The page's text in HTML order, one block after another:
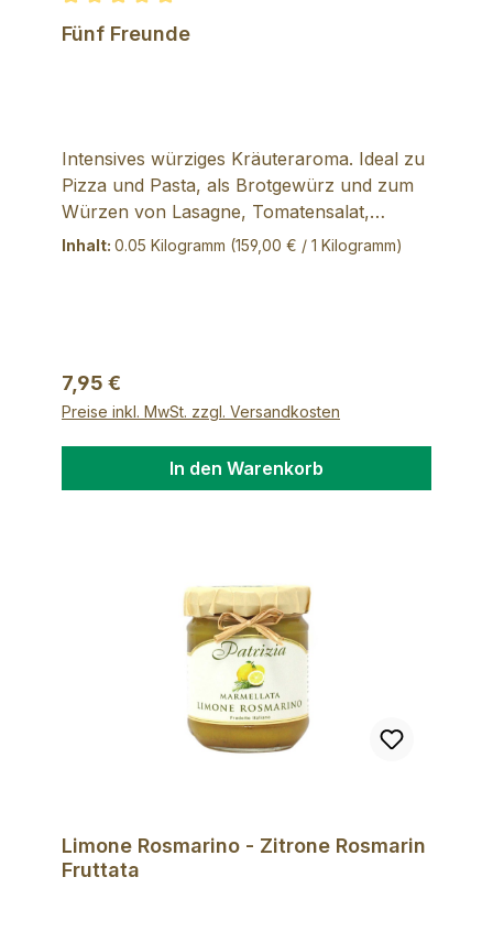
Durchschnittliche Bewertung von 5 von 5 Sternen
Fünf Freunde
Intensives würziges Kräuteraroma. Ideal zu
Pizza und Pasta, als Brotgewürz und zum
Würzen von Lasagne, Tomatensalat,
Suppen und Gemüse. Als Dip mit Butter,
Rohrohrzucker.
Inhalt: 0.05 Kilogramm (159,00 € / 1 Kilogramm)
Regulärer Preis:
7,95 €
Preise inkl. MwSt. zzgl. Versandkosten
In den Warenkorb
Limone Rosmarino - Zitrone Rosmarin
Fruttata